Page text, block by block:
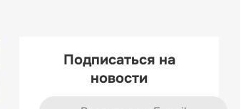
Подписаться на
новости